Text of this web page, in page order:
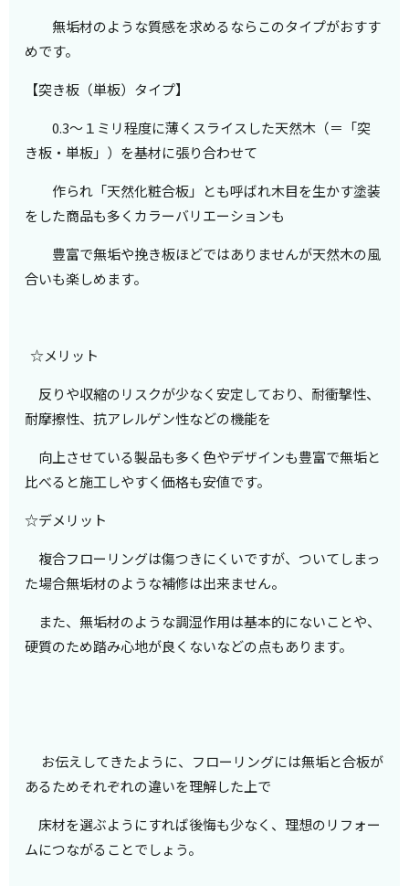
無垢材のような質感を求めるならこのタイプがおすす
めです。
【突き板（単板）タイプ】
0.3～１ミリ程度に薄くスライスした天然木（＝「突
き板・単板」）を基材に張り合わせて
作られ「天然化粧合板」とも呼ばれ木目を生かす塗装
をした商品も多くカラーバリエーションも
豊富で無垢や挽き板ほどではありませんが天然木の風
合いも楽しめます。
☆メリット
反りや収縮のリスクが少なく安定しており、耐衝撃性、
耐摩擦性、抗アレルゲン性などの機能を
向上させている製品も多く 色やデザインも豊富で無垢と
比べると施工しやすく価格も安値です。
☆デメリット
複合フローリングは傷つきにくいですが、ついてしまっ
た場合無垢材のような補修は出来ません。
また、無垢材のような調湿作用は基本的にないことや、
硬質のため踏み心地が良くないなどの点もあります。
お伝えしてきたように、フローリングには無垢と合板が
あるためそれぞれの違いを理解した上で
床材を選ぶようにすれば後悔も少なく、理想のリフォー
ムにつながることでしょう。